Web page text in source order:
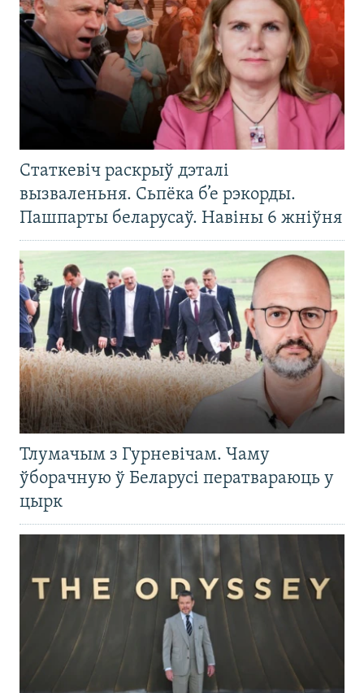
Статкевіч раскрыў дэталі
вызваленьня. Сьпёка б’е рэкорды.
Пашпарты беларусаў. Навіны 6 жніўня
Тлумачым з Гурневічам. Чаму
ўборачную ў Беларусі ператвараюць у
цырк